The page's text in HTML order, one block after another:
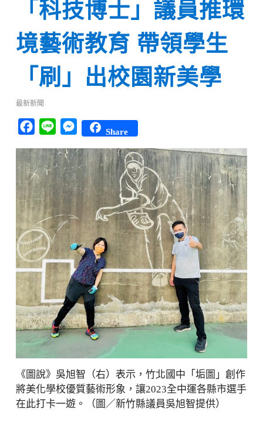
「科技博士」議員推環
境藝術教育 帶領學生
「刷」出校園新美學
最新新聞
Facebook
Line Messenger
Share
《圖說》吳旭智（右）表示，竹北國中「垢圖」創作
將美化學校優質藝術形象，讓2023全中運各縣市選手
在此打卡一遊。（圖／新竹縣議員吳旭智提供）